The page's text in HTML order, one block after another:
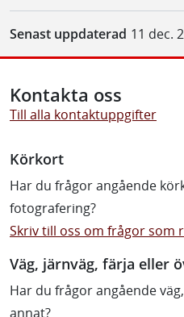
Senast uppdaterad 11 dec.
Kontakta oss
Till alla kontaktuppgifter
Körkort
Har du frågor angående
fotografering?
Skriv till oss om frågor som
Väg, järnväg, färja eller
Har du frågor angående
annat?